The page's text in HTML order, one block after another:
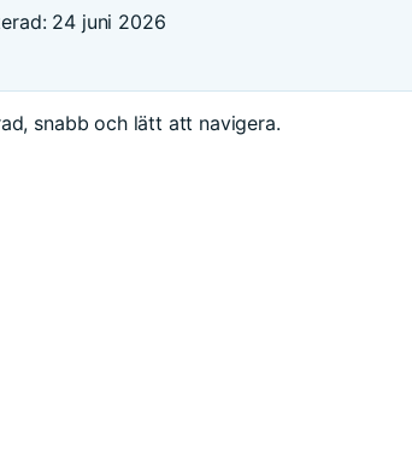
24 juni 2026
snabb och lätt att navigera.